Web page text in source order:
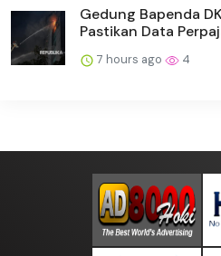
Gedung Bapenda
Pastikan Data
7 hours ago 4